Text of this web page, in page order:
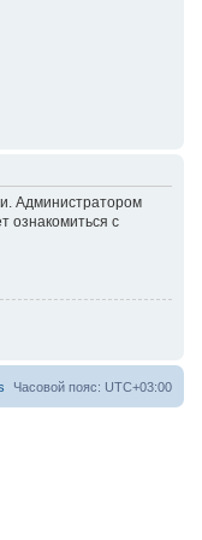
Администратором
ознакомиться с
Часовой пояс: UTC+03:00